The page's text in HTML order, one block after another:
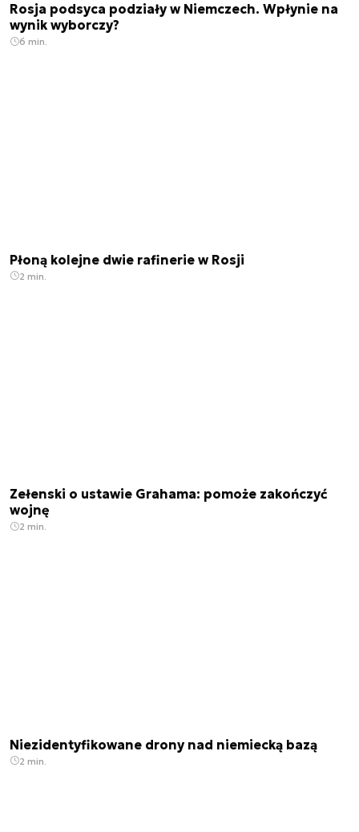
Rosja podsyca podziały w Niemczech. Wpłynie na
wynik wyborczy?
6 min.
Płoną kolejne dwie rafinerie w Rosji
2 min.
Zełenski o ustawie Grahama: pomoże zakończyć
wojnę
2 min.
Niezidentyfikowane drony nad niemiecką bazą
2 min.